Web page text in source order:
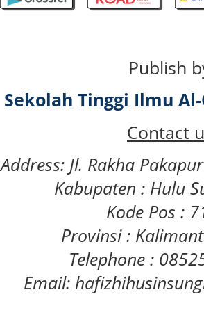
Publish
Sekolah Tinggi Ilmu
Contact
Address: Jl. Rakha
Kabupaten : Hulu
Kode Pos :
Provinsi :
Telephone :
Email: